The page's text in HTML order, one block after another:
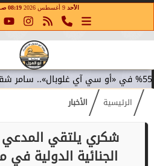
الأحد 9 أغسطس 2026 08:19 صـ
الرئيسية الأخبار
شكري يلتقي المدعي
الجنائية الدولية